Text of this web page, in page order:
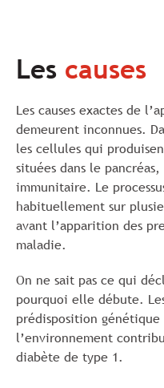
Les causes
Les causes exactes de
demeurent inconnues.
les cellules qui
situées dans le
immunitaire. Le
habituellement sur
avant l’apparition des
maladie.
On ne sait pas ce qui
pourquoi elle débute.
prédisposition
l’environnement
diabète de type 1.